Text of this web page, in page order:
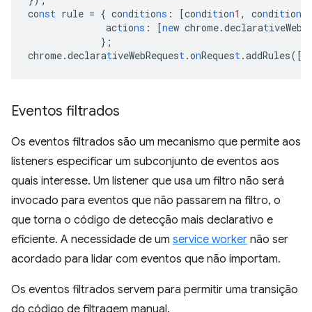
const rule = { conditions : [condition1 , condition
actions : [new chrome.declarat
} ;
chrome.declarativeWebRequest .onRequest .addRules( [
Eventos filtrados
Os eventos filtrados são um mecanismo que permite aos
listeners especificar um subconjunto de eventos aos
quais interesse. Um listener que usa um filtro não será
invocado para eventos que não passarem na filtro, o
que torna o código de detecção mais declarativo e
eficiente. A necessidade de um service worker não ser
acordado para lidar com eventos que não importam.
Os eventos filtrados servem para permitir uma transição
do código de filtragem manual.